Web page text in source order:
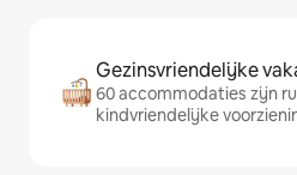
Gezinsvriendelijke
60 accommodaties zijn
kindvriendelijke